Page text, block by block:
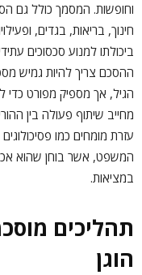
וחופשות. המסמך כולל גם
חינוך, בריאות, בגדים,
ביכולתו למנוע סכסוכים
ההסכם צריך להיות גמיש
הגיל, אך מספיק מפורט כדי
מחייב שיתוף פעולה בין
עזרת מומחים כמו
המשפט, אשר בוחן שהוא
במציאות.
תהליכים
הוגן